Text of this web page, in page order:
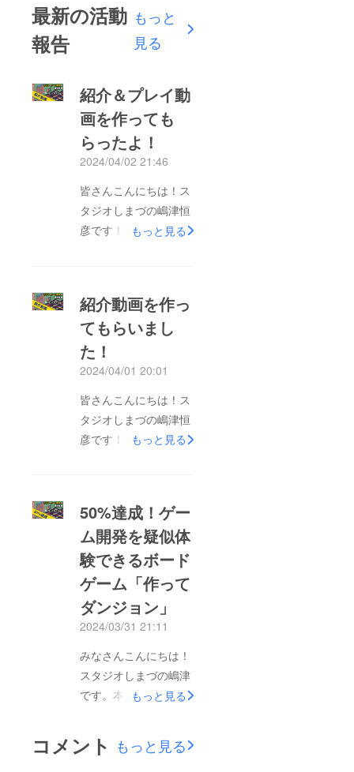
最新の活動
報告
もっと
見る
紹介＆プレイ動
画を作っても
らったよ！
2024/04/02 21:46
皆さんこんにちは！ス
タジオしまづの嶋津恒
彦です！今回は、ゲー
されたお知らせです
（パチパチ）クラウド
ファンディング開始と
ともに、その告知のお
のYouTuberの方にお
願いしたところ、ここ
ろよくOKしてくだ
フクハナさんに続き第
２弾！）本当にありが
とうございます！ルー
ル説明＆プレイ動画と
なっているので、見る
だけでも楽しいです！
もっと見る
紹介動画を作っ
てもらいまし
た！
2024/04/01 20:01
皆さんこんにちは！ス
タジオしまづの嶋津恒
彦です！今回は、ゲー
されたお知らせです
（パチパチ）クラウド
ファンディング開始と
ともに、その告知のお
願いをボードゲーム系
のYouTuberの方にお
願いしたところ、ここ
ろよくOKしてくだ
さったのがフクハナさ
んです。本当にありが
てもいい感じに紹介し
てくださっているの
もっと見る
50%達成！ゲー
ム開発を疑似体
験できるボード
ゲーム「作って
ダンジョン」
2024/03/31 21:11
みなさんこんにちは！
スタジオしまづの嶋津
です。本日26人目の支
成しました！ありがと
うございます！皆さん
もっと見る
コメント もっと見る